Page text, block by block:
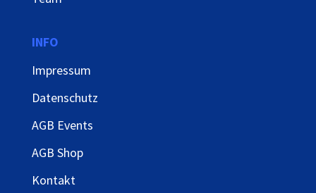
INFO
Impressum
Datenschutz
AGB Events
AGB Shop
Kontakt